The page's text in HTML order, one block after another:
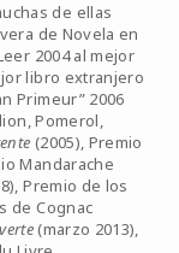
de ellas
de Novela en
2004 al mejor
libro extranjero
Primeur” 2006
Pomerol,
(2005), Premio
Mandarache
Premio de los
de Cognac
(marzo 2013),